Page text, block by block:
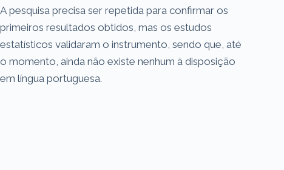
A pesquisa precisa ser repetida para confirmar os
primeiros resultados obtidos, mas os estudos
estatísticos validaram o instrumento, sendo que, até
o momento, ainda não existe nenhum à disposição
em língua portuguesa.